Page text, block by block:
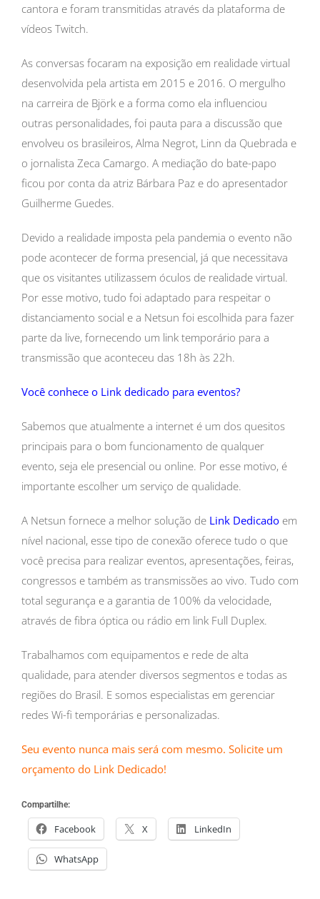
cantora e foram transmitidas através da plataforma de
vídeos Twitch.
As conversas focaram na exposição em realidade virtual
desenvolvida pela artista em 2015 e 2016. O mergulho
na carreira de Björk e a forma como ela influenciou
outras personalidades, foi pauta para a discussão que
envolveu os brasileiros, Alma Negrot, Linn da Quebrada e
o jornalista Zeca Camargo. A mediação do bate-papo
ficou por conta da atriz Bárbara Paz e do apresentador
Guilherme Guedes.
Devido a realidade imposta pela pandemia o evento não
pode acontecer de forma presencial, já que necessitava
que os visitantes utilizassem óculos de realidade virtual.
Por esse motivo, tudo foi adaptado para respeitar o
distanciamento social e a Netsun foi escolhida para fazer
parte da live, fornecendo um link temporário para a
transmissão que aconteceu das 18h às 22h.
Você conhece o Link dedicado para eventos?
Sabemos que atualmente a internet é um dos quesitos
principais para o bom funcionamento de qualquer
evento, seja ele presencial ou online. Por esse motivo, é
importante escolher um serviço de qualidade.
A Netsun fornece a melhor solução de Link Dedicado em
nível nacional, esse tipo de conexão oferece tudo o que
você precisa para realizar eventos, apresentações, feiras,
congressos e também as transmissões ao vivo. Tudo com
total segurança e a garantia de 100% da velocidade,
através de fibra óptica ou rádio em link Full Duplex.
Trabalhamos com equipamentos e rede de alta
qualidade, para atender diversos segmentos e todas as
regiões do Brasil. E somos especialistas em gerenciar
redes Wi-fi temporárias e personalizadas.
Seu evento nunca mais será com mesmo. Solicite um
orçamento do Link Dedicado!
Compartilhe:
Facebook X LinkedIn
WhatsApp